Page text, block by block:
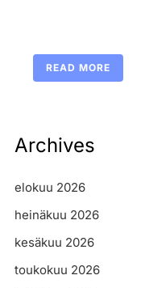
READ MORE
Archives
elokuu 2026
heinäkuu 2026
kesäkuu 2026
toukokuu 2026